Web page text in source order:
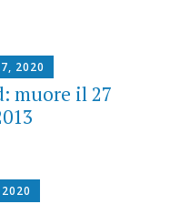
2020
muore il 27